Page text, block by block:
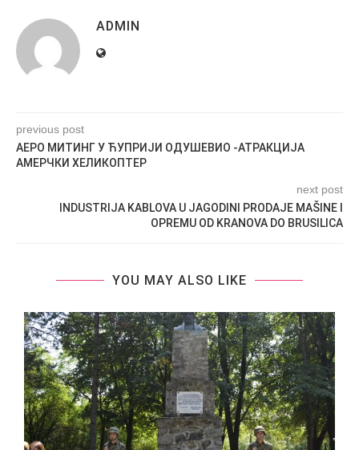
ADMIN
previous post
АЕРО МИТИНГ У ЋУПРИЈИ ОДУШЕВИО -АТРАКЦИЈА
АМЕРЧКИ ХЕЛИКОПТЕР
next post
INDUSTRIJA KABLOVA U JAGODINI PRODAJE MAŠINE I
OPREMU OD KRANOVA DO BRUSILICA
YOU MAY ALSO LIKE